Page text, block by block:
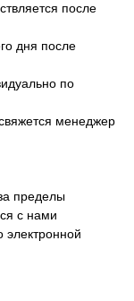
после
дня после
по
менеджер
пределы
с нами
электронной